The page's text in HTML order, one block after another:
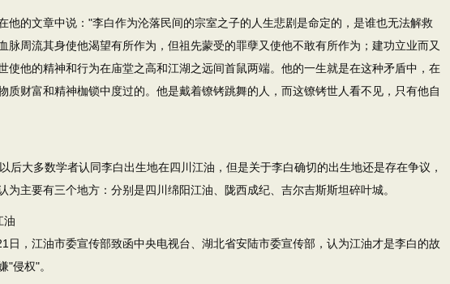
的文章中说："李白作为沦落民间的宗室之子的人生悲剧是命定的，是谁也无法解救
脉周流其身使他渴望有所作为，但祖先蒙受的罪孽又使他不敢有所作为；建功立业而又
使他的精神和行为在庙堂之高和江湖之远间首鼠两端。他的一生就是在这种矛盾中，在
质财富和精神枷锁中度过的。他是戴着镣铐跳舞的人，而这镣铐世人看不见，只有他自
后大多数学者认同李白出生地在四川江油，但是关于李白确切的出生地还是存在争议，
为主要有三个地方：分别是四川绵阳江油、陇西成纪、吉尔吉斯斯坦碎叶城。
油
日，江油市委宣传部致函中央电视台、湖北省安陆市委宣传部，认为江油才是李白的故
"侵权"。